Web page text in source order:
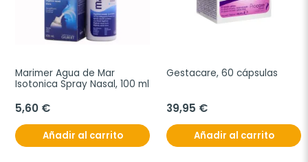
Marimer Agua de Mar
Isotonica Spray Nasal, 100 ml
5,60 €
Añadir al carrito
Gestacare, 60 cápsulas
39,95 €
Añadir al carrito